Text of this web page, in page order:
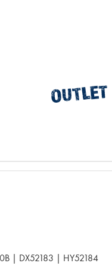
| DX52183 | HY52184